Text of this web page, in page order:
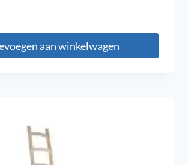
aan winkelwagen